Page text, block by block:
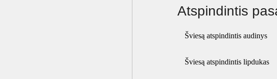
Atspindintis
Šviesą atspindintis audinys
Šviesą atspindintis lipdukas